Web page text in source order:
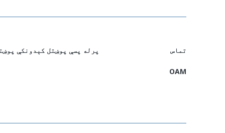
تماس
OAM
پرله پسې پوښتل کېدونکې